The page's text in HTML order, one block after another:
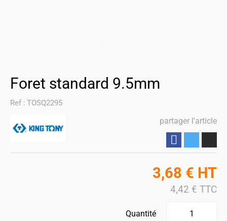
Foret standard 9.5mm
Ref : TOSQ2295
partager l'article
3,68 € HT
4,42 € TTC
Quantité